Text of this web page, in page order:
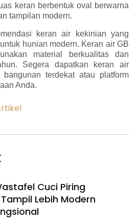
keran berbentuk oval berwarna
tampilan modern.
keran air kekinian yang
hunian modern. Keran air GB
material berkualitas dan
Segera dapatkan keran air
terdekat atau platform
Anda.
Cuci Piring
Tampil Lebih Modern